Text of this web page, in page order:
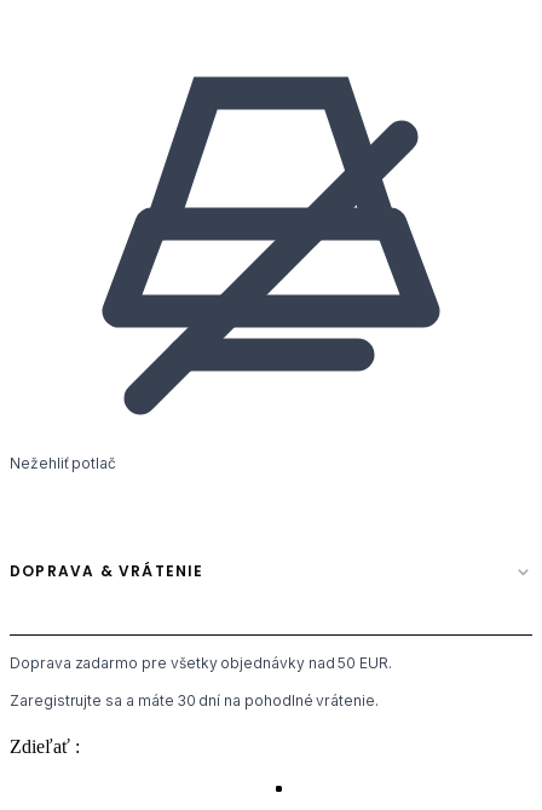
Nežehliť potlač
DOPRAVA & VRÁTENIE
Doprava zadarmo pre všetky objednávky nad 50 EUR.
Zaregistrujte sa a máte 30 dní na pohodlné vrátenie.
Zdieľať :